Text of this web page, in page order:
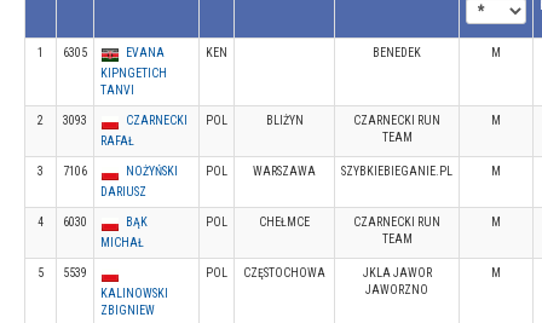
1 6305
EVANA
KIPNGETICH
TANVI
KEN BENEDEK M
2 3093
CZARNECKI
RAFAŁ
POL BLIŻYN
CZARNECKI RUN
TEAM
M
3 7106
NOŻYŃSKI
DARIUSZ
POL WARSZAWA SZYBKIEBIEGANIE.PL M
4 6030
BĄK
MICHAŁ
POL CHEŁMCE
CZARNECKI RUN
TEAM
M
5
5539
KALINOWSKI
ZBIGNIEW
POL CZĘSTOCHOWA
JKLA JAWOR
JAWORZNO
M